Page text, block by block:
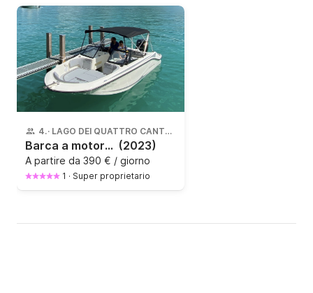
4· LAGO DEI QUATTRO CANTONI
Barca a motore Bayliner Element M17 100CV (2023)
A partire da 390 € / giorno
1 · Super proprietario